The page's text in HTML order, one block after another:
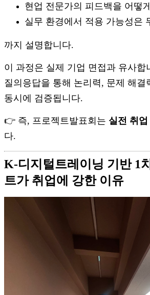
현업 전문가의 피드백을 어떻
실무 환경에서 적용 가능성은
까지 설명합니다.
이 과정은 실제 기업 면접과 유사합
질의응답을 통해 논리력, 문제 해결
동시에 검증됩니다.
👉 즉, 프로젝트발표회는 실전 취
다.
K-디지털트레이닝 기반 1
트가 취업에 강한 이유